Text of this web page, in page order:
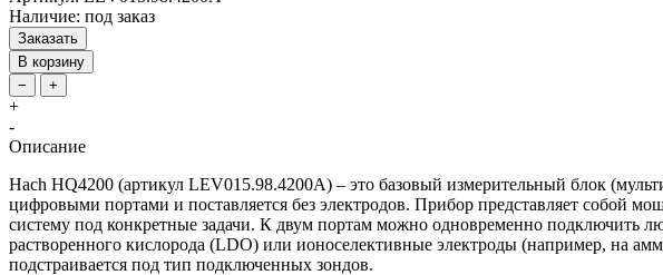
Наличие: под заказ
Заказать
В корзину
−
+
+
-
Описание
Hach HQ4200 (артикул LEV015.98.4200A) – это базовый измерительный блок
цифровыми портами и поставляется без электродов. Прибор представляет собой
систему под конкретные задачи. К двум портам можно одновременно подключить
растворенного кислорода (LDO) или ионоселективные электроды (например, на
подстраивается под тип подключенных зондов.